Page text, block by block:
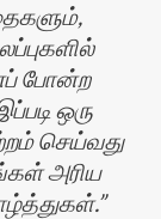
போன்ற
ஒரு
செய்வது
அரிய